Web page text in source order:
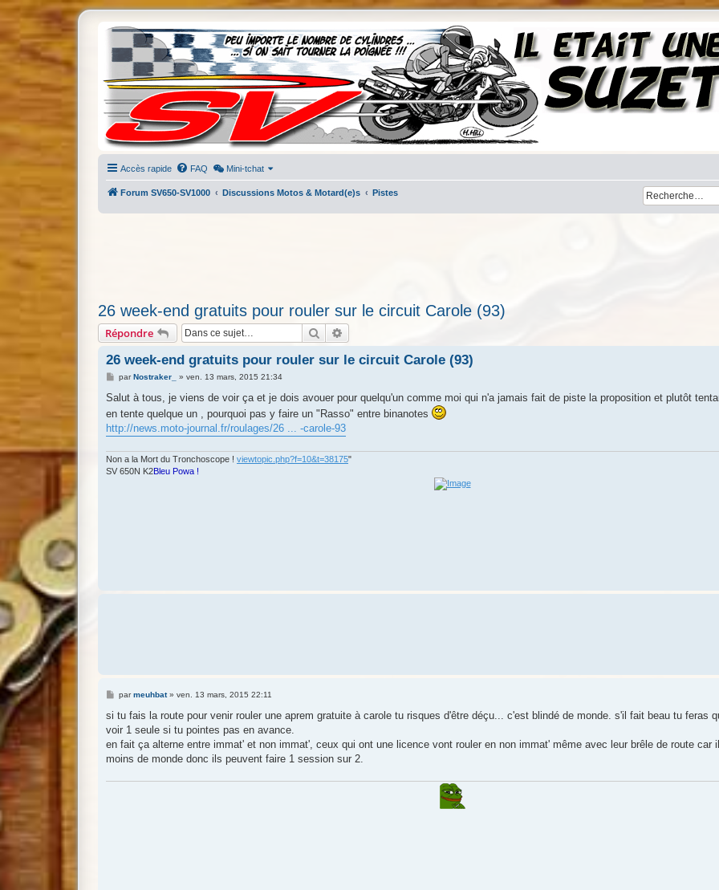
Accès rapide FAQ Mini-tchat
Forum SV650-SV1000 Discussions Motos & Motard(e)s Pistes
26 week-end gratuits pour rouler sur le circuit Carole (93)
Répondre Rechercher
26 week-end gratuits pour rouler sur le circuit Carole (93)
M
s
a
g
e
parNostraker_ » ven. 13 mars, 2015 21:34
Salut à tous, je viens de voir ça et je dois avouer pour quelqu'un comme moi qui n'a jamais fait de piste la proposition et plutôt
en tente quelque un , pourquoi pas y faire un "Rasso" entre binanotes
http://news.moto-journal.fr/roulages/26 ... -carole-93
Non a la Mort du Tronchoscope ! viewtopic.php?f=10&t=38175"
SV 650N K2Bleu Powa !
M
s
a
g
parmeuhbat» ven. 13 mars, 2015 22:11
si tu fais la route pour venir rouler une aprem gratuite à carole tu risques d'être déçu... c'est blindé de monde. s'il fait beau tu feras
voir 1 seule si tu pointes pas en avance.
en fait ça alterne entre immat' et non immat', ceux qui ont une licence vont rouler en non immat' même avec leur brêle de route car
moins de monde donc ils peuvent faire 1 session sur 2.